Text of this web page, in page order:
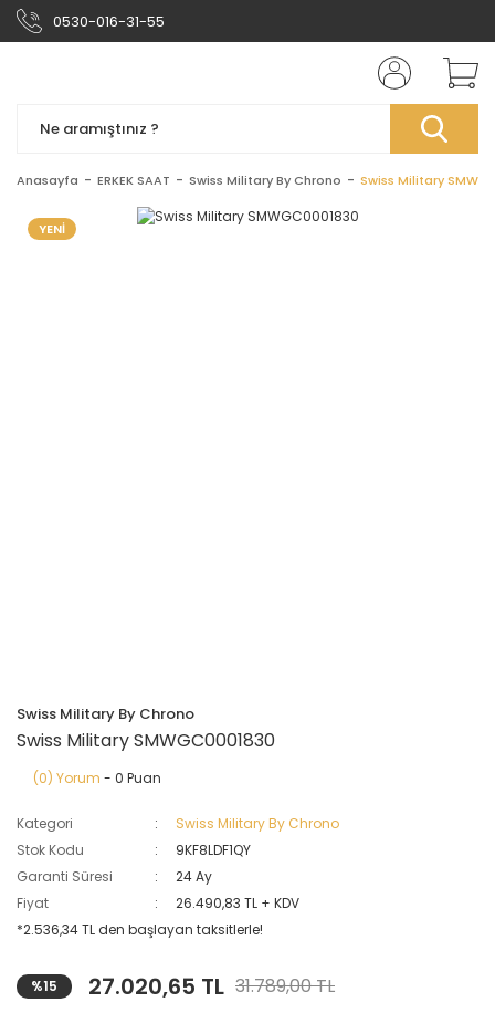
0530-016-31-55
Anasayfa ERKEK SAAT Swiss Military By Chrono Swiss Military
YENİ
Swiss Military By Chrono
Swiss Military SMWGC0001830
(0) Yorum - 0 Puan
Kategori
Swiss Military By Chrono
Stok Kodu
9KF8LDF1QY
Garanti Süresi
24 Ay
Fiyat
26.490,83 TL + KDV
*2.536,34 TL den başlayan taksitlerle!
%15 27.020,65 TL 31.789,00 TL